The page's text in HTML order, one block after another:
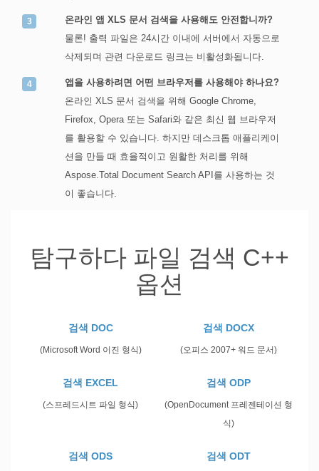
온라인 앱 XLS 문서 검색을 사용해도 안전합니까?
물론! 출력 파일은 24시간 이내에 서버에서 자동으로
삭제되며 관련 다운로드 링크는 비활성화됩니다.
앱을 사용하려면 어떤 브라우저를 사용해야 하나요?
온라인 XLS 문서 검색을 위해 Google Chrome,
Firefox, Opera 또는 Safari와 같은 최신 웹 브라우저
를 활용할 수 있습니다. 하지만 데스크톱 애플리케이
션을 만들 때 효율적이고 원활한 처리를 위해
Aspose.Total Document Search API를 사용하는 것
이 좋습니다.
탐구하다 파일 검색 C++
옵션
검색 DOC
(Microsoft Word 이진 형식)
검색 DOCX
(오피스 2007+ 워드 문서)
검색 EXCEL
(스프레드시트 파일 형식)
검색 ODP
(OpenDocument 프레젠테이션 형
식)
검색 ODS 검색 ODT